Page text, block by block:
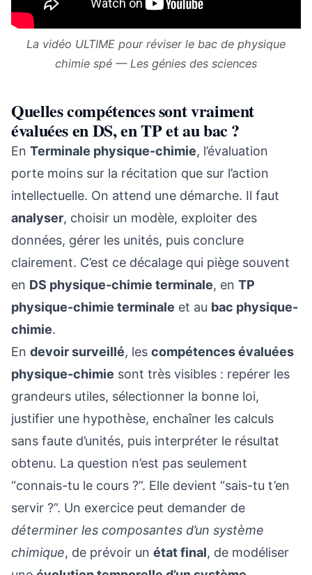
La vidéo ULTIME pour réviser le bac de physique
chimie spé — Les génies des sciences
Quelles compétences sont vraiment
évaluées en DS, en TP et au bac ?
En Terminale physique-chimie, l’évaluation
porte moins sur la récitation que sur l’action
intellectuelle. On attend une démarche. Il faut
analyser, choisir un modèle, exploiter des
données, gérer les unités, puis conclure
clairement. C’est ce décalage qui piège souvent
en DS physique-chimie terminale, en TP
physique-chimie terminale et au bac physique-
chimie.
En devoir surveillé, les compétences évaluées
physique-chimie sont très visibles : repérer les
grandeurs utiles, sélectionner la bonne loi,
justifier une hypothèse, enchaîner les calculs
sans faute d’unités, puis interpréter le résultat
obtenu. La question n’est pas seulement
“connais-tu le cours ?”. Elle devient “sais-tu t’en
servir ?”. Un exercice peut demander de
déterminer les composantes d’un système
chimique, de prévoir un état final, de modéliser